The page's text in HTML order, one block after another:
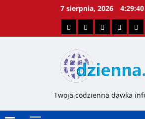
7 sierpnia, 2026
Twoja codzienna dawka